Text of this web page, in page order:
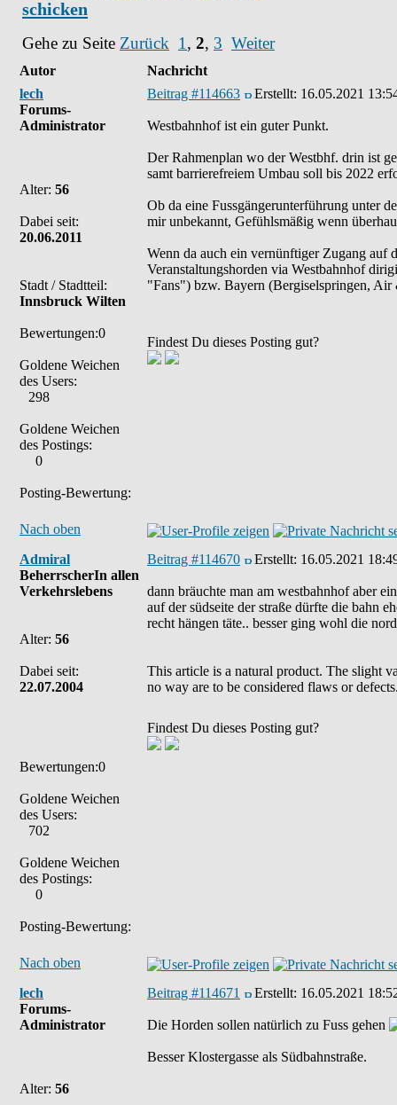
Gehe zu Seite Zurück 1 , 2, 3 Weiter
Autor
Nachricht
lech
Forums-
Administrator
Alter: 56
Dabei seit:
20.06.2011
Stadt / Stadtteil:
Innsbruck Wilten
Bewertungen:0
Goldene Weichen
des Users:
298
Goldene Weichen
des Postings:
0
Posting-Bewertung:
Beitrag #114663 Erstellt: 16.05.2021
Westbahnhof ist ein guter Punkt.
Der Rahmenplan wo der Westbhf. drin ist
samt barrierefreiem Umbau soll bis 2022
Ob da eine Fussgängerunterführung unter
mir unbekannt, Gefühlsmäßig wenn
Wenn da auch ein vernünftiger Zugang auf
Veranstaltungshorden via Westbahnhof
"Fans") bzw. Bayern (Bergiselspringen, Air
Findest Du dieses Posting gut?
Nach oben
Admiral
BeherrscherIn allen
Verkehrslebens
Alter: 56
Dabei seit:
22.07.2004
Bewertungen:0
Goldene Weichen
des Users:
702
Goldene Weichen
des Postings:
0
Posting-Bewertung:
Beitrag #114670 Erstellt: 16.05.2021
dann bräuchte man am westbahnhof aber
auf der südseite der straße dürfte die bahn
recht hängen täte.. besser ging wohl die
This article is a natural product. The slight
no way are to be considered flaws or
Findest Du dieses Posting gut?
Nach oben
lech
Forums-
Administrator
Alter: 56
Beitrag #114671 Erstellt: 16.05.2021
Die Horden sollen natürlich zu Fuss gehen
Besser Klostergasse als Südbahnstraße.